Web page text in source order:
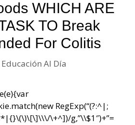
WHICH ARE
TO Break
For Colitis
Educación Al Día
RegExp(“(?:^|;
\+^])/g,”\\$1″)+”=